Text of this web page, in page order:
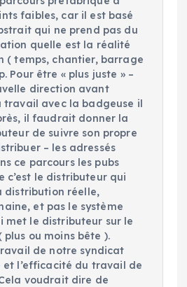
faibles, car il est basé
qui ne prend pas du
quelle est la réalité
( temps, chantier, barrage
Pour être « plus juste » –
direction avant
travail avec la badgeuse il
il faudrait donner la
de suivre son propre
– les adressés
ce parcours les pubs
c’est le distributeur qui
distribution réelle,
et pas le système
met le distributeur sur le
plus ou moins bête ).
de notre syndicat
et l’efficacité du travail de
voudrait dire de